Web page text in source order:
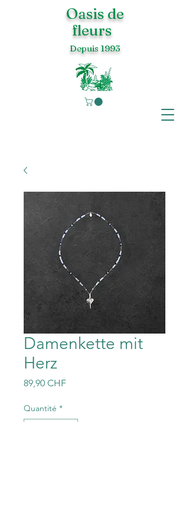
Oasis de
fleurs
Depuis 1993
Damenkette mit
Herz
89,90 CHFPrix
Quantité *